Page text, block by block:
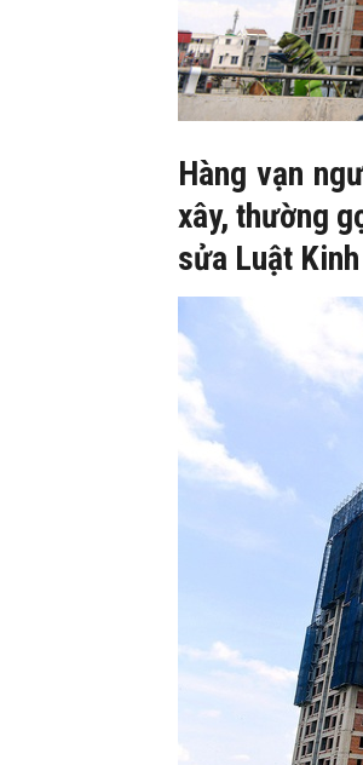
Hàng vạn
xây, thường
sửa Luật